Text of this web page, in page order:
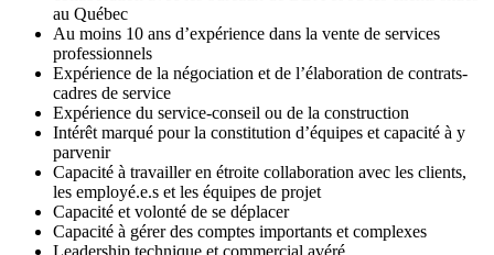
au Québec
Au moins 10 ans d’expérience dans la vente de services
professionnels
Expérience de la négociation et de l’élaboration de contrats-
cadres de service
Expérience du service-conseil ou de la construction
Intérêt marqué pour la constitution d’équipes et capacité à y
parvenir
Capacité à travailler en étroite collaboration avec les clients,
les employé.e.s et les équipes de projet
Capacité et volonté de se déplacer
Capacité à gérer des comptes importants et complexes
Leadership technique et commercial avéré